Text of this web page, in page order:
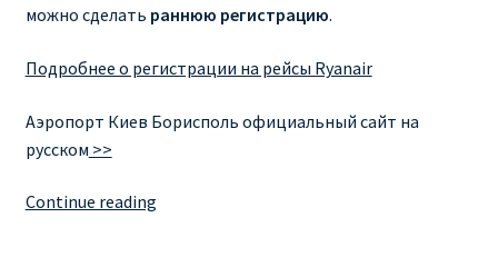
можно сделать раннюю регистрацию.
Подробнее о регистрации на рейсы Ryanair
Аэропорт Киев Борисполь официальный сайт на
русском >>
Continue readingРЕЙСЫ